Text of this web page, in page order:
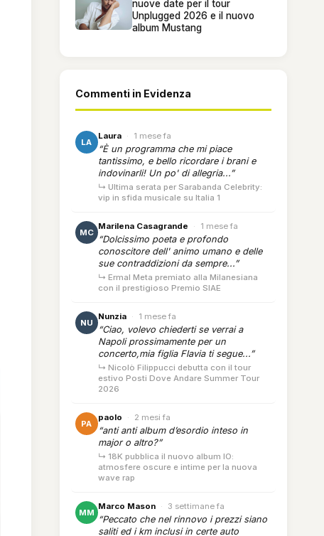
nuove date per il tour
Unplugged 2026 e il nuovo
album Mustang
Commenti in Evidenza
LA
Laura · 1 mese fa
“È un programma che mi piace
tantissimo, e bello ricordare i brani e
indovinarli! Un po' di allegria...”
↳ Ultima serata per Sarabanda Celebrity:
vip in sfida musicale su Italia 1
MC
Marilena Casagrande · 1 mese fa
“Dolcissimo poeta e profondo
conoscitore dell' animo umano e delle
sue contraddizioni da sempre...”
↳ Ermal Meta premiato alla Milanesiana
con il prestigioso Premio SIAE
NU
Nunzia · 1 mese fa
“Ciao, volevo chiederti se verrai a
Napoli prossimamente per un
concerto,mia figlia Flavia ti segue...”
↳ Nicolò Filippucci debutta con il tour
estivo Posti Dove Andare Summer Tour
2026
PA
paolo · 2 mesi fa
“anti anti album d’esordio inteso in
major o altro?”
↳ 18K pubblica il nuovo album IO:
atmosfere oscure e intime per la nuova
wave rap
MM
Marco Mason · 3 settimane fa
“Peccato che nel rinnovo i prezzi siano
saliti ed i km inclusi in certe auto